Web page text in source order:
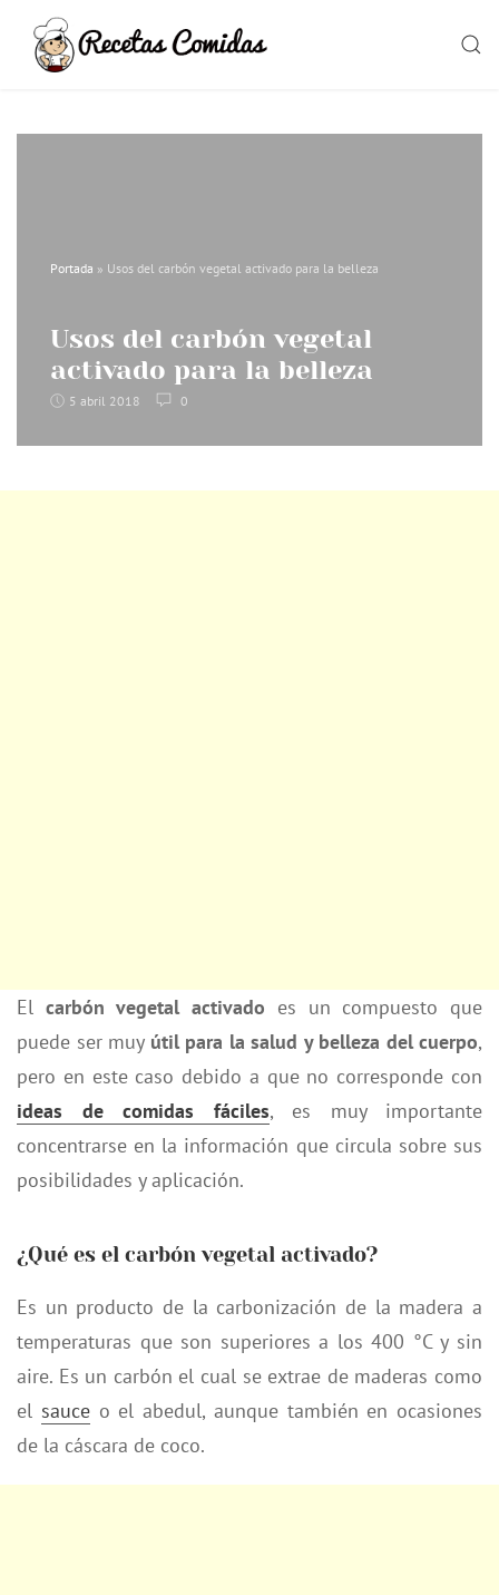
content
Portada » Usos del carbón vegetal activado para la belleza
Usos del carbón vegetal
activado para la belleza
5 abril 2018 0
El carbón vegetal activado es un compuesto que
puede ser muy útil para la salud y belleza del cuerpo,
pero en este caso debido a que no corresponde con
ideas de comidas fáciles, es muy importante
concentrarse en la información que circula sobre sus
posibilidades y aplicación.
¿Qué es el carbón vegetal activado?
Es un producto de la carbonización de la madera a
temperaturas que son superiores a los 400 °C y sin
aire. Es un carbón el cual se extrae de maderas como
el sauceo el abedul, aunque también en ocasiones
de la cáscara de coco.